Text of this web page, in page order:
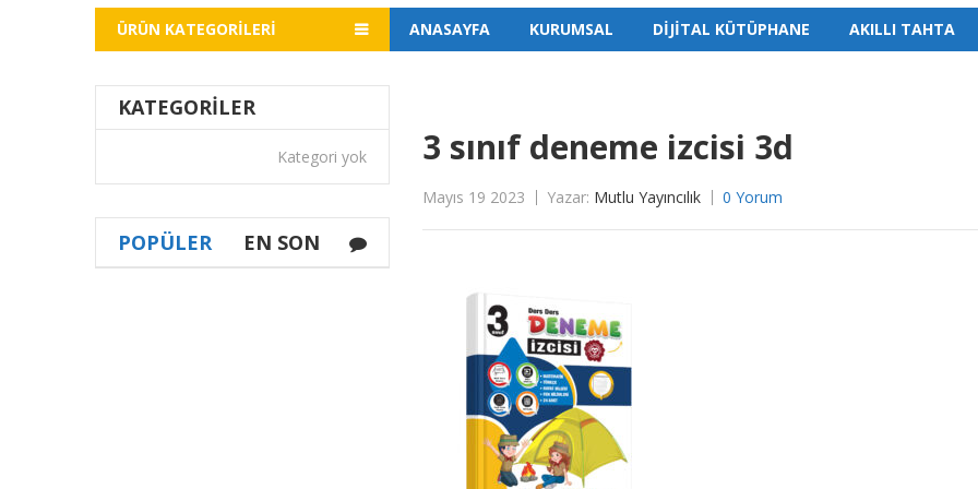
ÜRÜN KATEGORILERI ANASAYFA KURUMSAL DİJİTAL KÜTÜPHANE AKILLI TAHTA
KATEGORILER
Kategori yok
POPÜLER EN SON
3 sınıf deneme izcisi 3d
Mayıs 19 2023 Yazar: Mutlu Yayıncılık 0 Yorum